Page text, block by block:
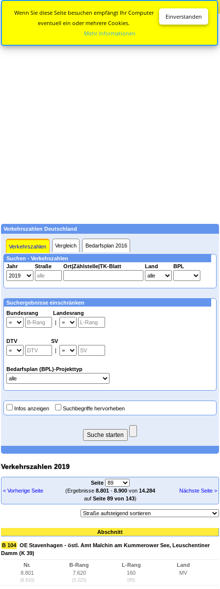
Verkehrszahlen Deutschland
Verkehrszahlen Vergleich Bedarfsplan 2016
Suchen - Verkehszahlen
Jahr
Straße Ort|Zählstelle|TK-Blatt Land BPL
Suchergebnisse einschränken
Bundesrang Landesrang
|
DTV SV
|
Bedarfsplan (BPL)-Projekttyp
Infos anzeigen Suchbegriffe hervorheben
Verkehrszahlen 2019
< Vorherige Seite
Seite
(Ergebnisse 8.801- 8.900von 14.284
auf Seite 89 von 143)
Nächste Seite >
Abschnitt
B 104 OE Stavenhagen - östl. Amt Malchin am Kummerower See, Leuschentiner
Damm (K 39)
Nr.
8.801
(8.810)
B-Rang
7.620
(5.225)
L-Rang
160
(95)
Land
MV
Einverstanden
Wenn Sie diese Seite besuchen empfängt Ihr Computer
eventuell ein oder mehrere Cookies.
Mehr Informationen